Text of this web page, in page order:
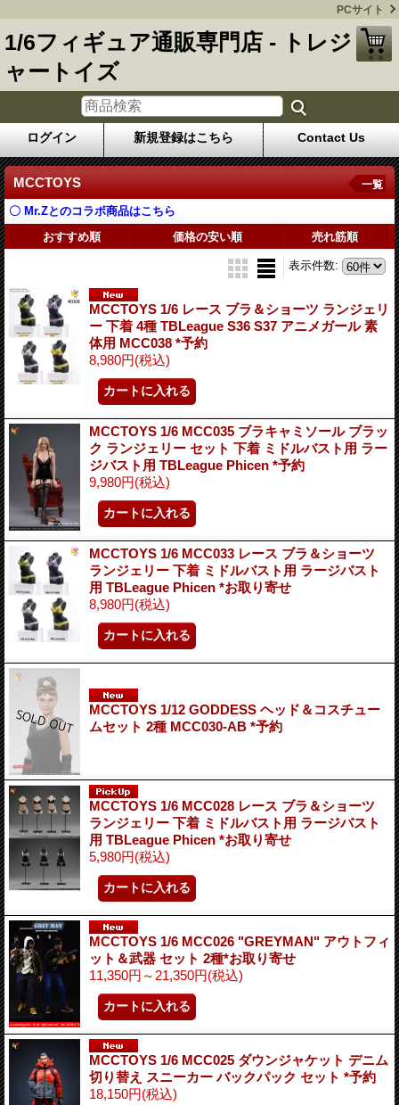
PCサイト
1/6フィギュア通販専門店 - トレジ
ャートイズ
ログイン 新規登録はこちら Contact Us
MCCTOYS
〇 Mr.Zとのコラボ商品はこちら
一覧
おすすめ順 価格の安い順 売れ筋順
表示件数:
MCCTOYS 1/6 レース ブラ＆ショーツ ランジェリ
ー 下着 4種 TBLeague S36 S37 アニメガール 素
体用 MCC038 *予約
8,980円(税込)
MCCTOYS 1/6 MCC035 ブラキャミソール ブラッ
ク ランジェリー セット 下着 ミドルバスト用 ラー
ジバスト用 TBLeague Phicen *予約
9,980円(税込)
MCCTOYS 1/6 MCC033 レース ブラ＆ショーツ
ランジェリー 下着 ミドルバスト用 ラージバスト
用 TBLeague Phicen *お取り寄せ
8,980円(税込)
MCCTOYS 1/12 GODDESS ヘッド＆コスチュー
ムセット 2種 MCC030-AB *予約
MCCTOYS 1/6 MCC028 レース ブラ＆ショーツ
ランジェリー 下着 ミドルバスト用 ラージバスト
用 TBLeague Phicen *お取り寄せ
5,980円(税込)
MCCTOYS 1/6 MCC026 "GREYMAN" アウトフィ
ット＆武器 セット 2種*お取り寄せ
11,350円～21,350円(税込)
MCCTOYS 1/6 MCC025 ダウンジャケット デニム
切り替え スニーカー バックパック セット *予約
18,150円(税込)